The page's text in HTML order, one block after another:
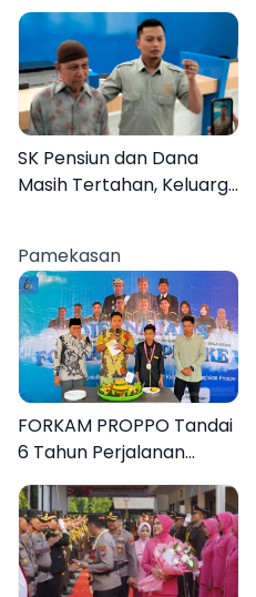
SK Pensiun dan Dana
Masih Tertahan, Keluarga
Pamekasan
FORKAM PROPPO Tandai
6 Tahun Perjalanan
dengan Peluncuran Mars,
Hymne, dan Buku
Organisasi